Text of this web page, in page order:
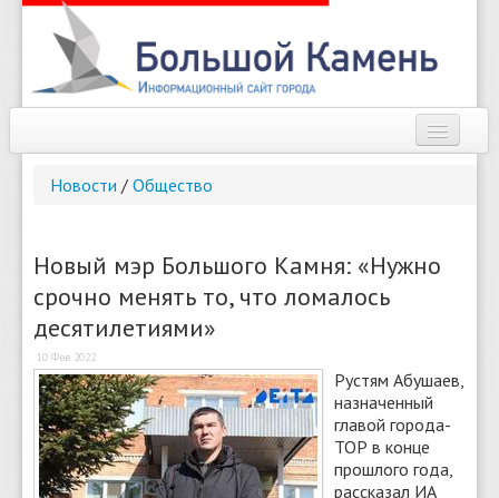
Новости
Справочник
О сайте
Найти
Новости / Общество
Новый мэр Большого Камня: «Нужно
срочно менять то, что ломалось
десятилетиями»
10 Фев 2022
Рустям Абушаев,
назначенный
главой города-
ТОР в конце
прошлого года,
рассказал ИА